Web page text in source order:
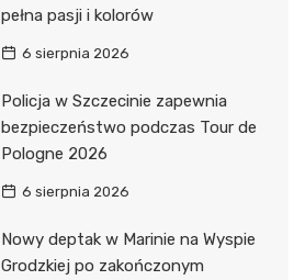
pełna pasji i kolorów
6 sierpnia 2026
Policja w Szczecinie zapewnia
bezpieczeństwo podczas Tour de
Pologne 2026
6 sierpnia 2026
Nowy deptak w Marinie na Wyspie
Grodzkiej po zakończonym